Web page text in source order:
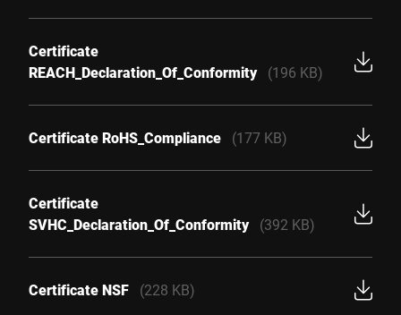
Certificate
REACH_Declaration_Of_Conformity
(196 KB)
Certificate RoHS_Compliance (177 KB)
Certificate
SVHC_Declaration_Of_Conformity
(392 KB)
Certificate NSF (228 KB)